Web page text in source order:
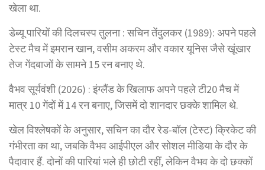
खेला था.
डेब्यू पारियों की दिलचस्प तुलना : सचिन तेंदुलकर (1989): अपने पहले
टेस्ट मैच में इमरान खान, वसीम अकरम और वकार यूनिस जैसे खूंखार
तेज गेंदबाजों के सामने 15 रन बनाए थे.
वैभव सूर्यवंशी (2026) : इंग्लैंड के खिलाफ अपने पहले टी20 मैच में
मात्र 10 गेंदों में 14 रन बनाए, जिसमें दो शानदार छक्के शामिल थे.
खेल विश्लेषकों के अनुसार, सचिन का दौर रेड-बॉल (टेस्ट) क्रिकेट की
गंभीरता का था, जबकि वैभव आईपीएल और सोशल मीडिया के दौर के
पैदावार हैं. दोनों की पारियां भले ही छोटी रहीं, लेकिन वैभव के दो छक्कों